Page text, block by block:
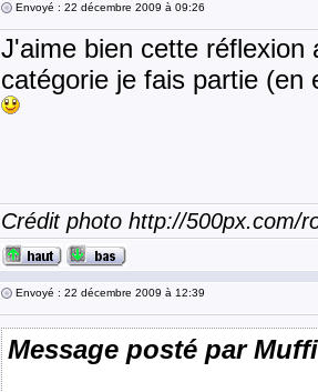
Envoyé : 22 décembre 2009 à 09:26
J'aime bien cette réflexion
catégorie je fais partie (en
Crédit photo http://500px.com/
Envoyé : 22 décembre 2009 à 12:39
Message posté par